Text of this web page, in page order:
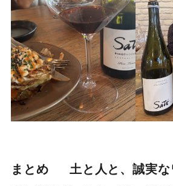
まとめ 土と人と、誠実な